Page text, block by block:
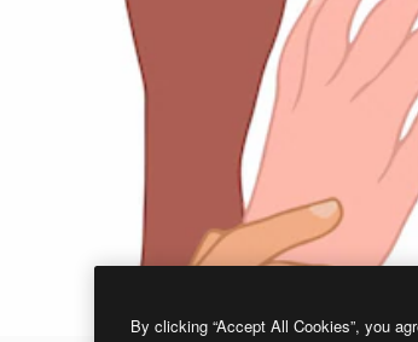
By clicking “Accept All Cookies”, you